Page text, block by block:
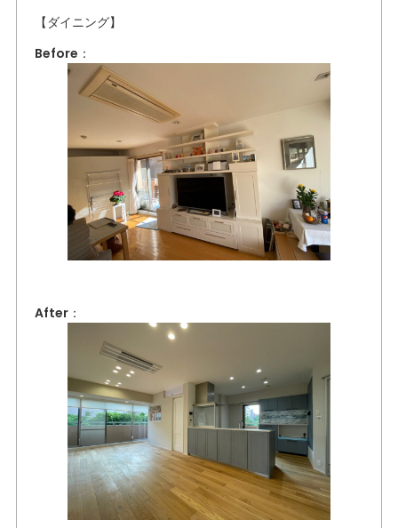
【ダイニング】
Before：
After：